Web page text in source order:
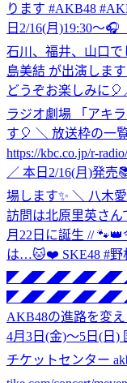
ります #AKB48
日2/16(月)19:30～
石川、福井、山口で
島美結 が出演しま
どうぞお楽しみに🎈
ラジオ劇場 「アキ
す🎈 ＼ 放送枠の一
https://kbc.co.jp/r-
／ 本日2/16(月)発売
場します✨ ＼ 八木
訪問は北原里英さ
月22日に誕生 //
は…🐱❤️ SKE48 #野
◤◢◤◢◤◢◤◢◤◢
◤◢◤◢◤◢◤◢◤◢ 今
AKB48の進路を変
4月3日(金)〜5日(日
チケットセンター